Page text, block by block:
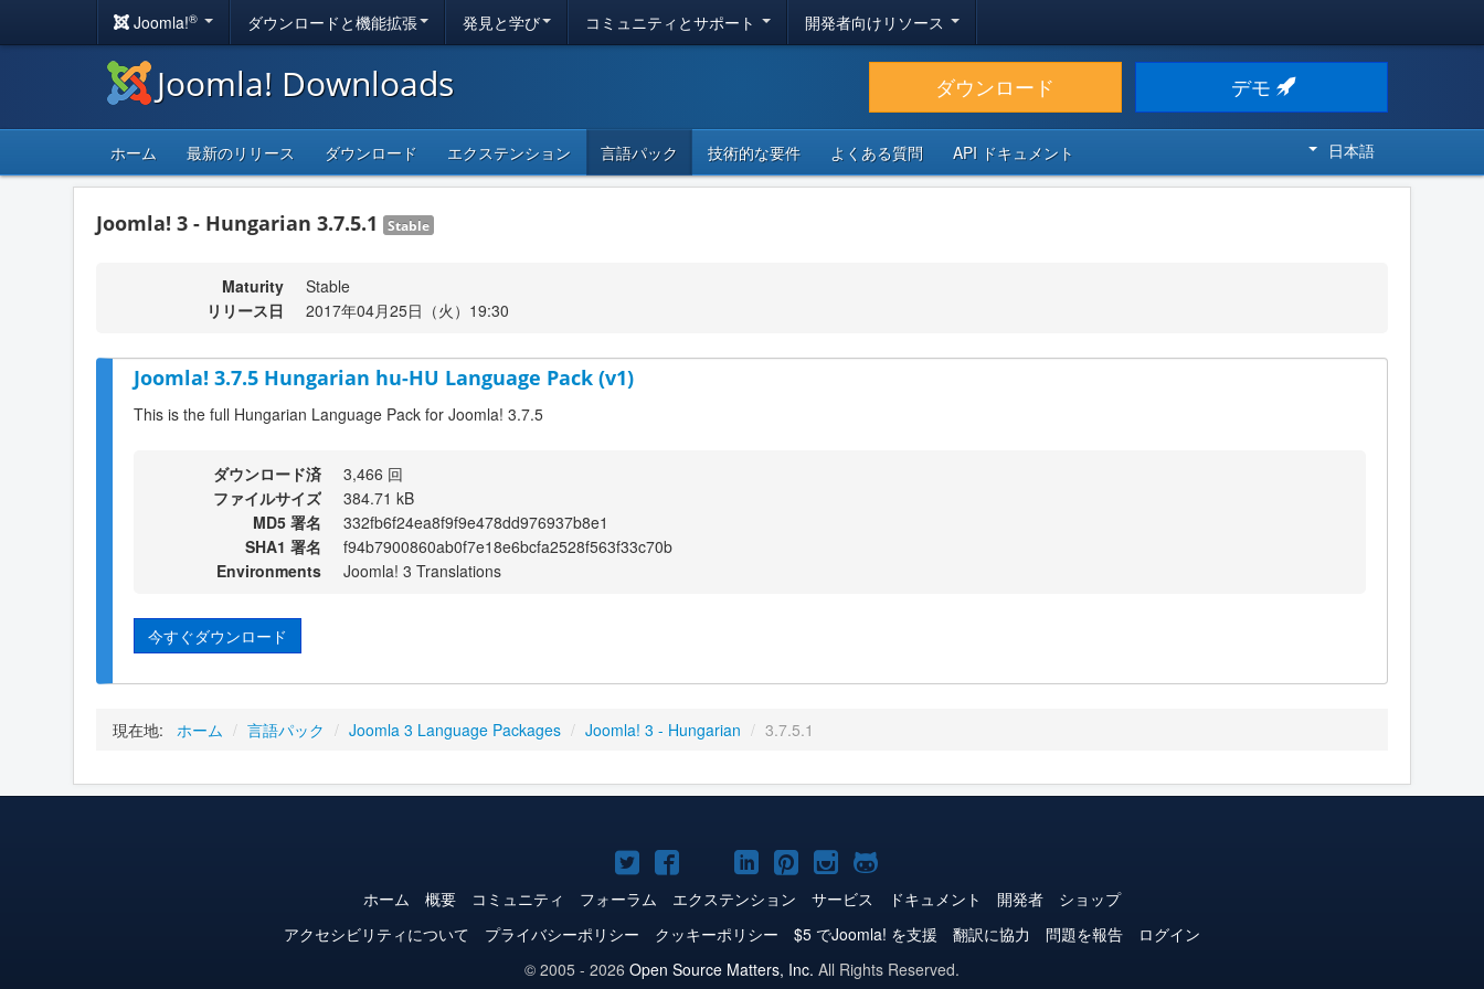
Joomla!® ダウンロードと機能拡張 発見と学び コミュニティとサポート 開発者向けリソース
Joomla! Downloads ダウンロード デモ
ホーム 最新のリリース ダウンロード エクステンション 言語パック 技術的な要件 よくある質問 API ドキュメント 日本語
Joomla! 3 - Hungarian 3.7.5.1 Stable
Maturity
Stable
リリース日
2017年04月25日（火）19:30
Joomla! 3.7.5 Hungarian hu-HU Language Pack (v1)
This is the full Hungarian Language Pack for Joomla! 3.7.5
ダウンロード済
3,466 回
ファイルサイズ
384.71 kB
MD5 署名
332fb6f24ea8f9f9e478dd976937b8e1
SHA1 署名
f94b7900860ab0f7e18e6bcfa2528f563f33c70b
Environments
Joomla! 3 Translations
今すぐダウンロード
現在地: ホーム / 言語パック / Joomla 3 Language Packages / Joomla! 3 - Hungarian / 3.7.5.1
Joomla!
Twitter
Joomla!
Facebook
Joomla!
YouTube
Joomla!
LinkedIn
Joomla!
Pinterest
Joomla!
Instagram
Joomla!
GitHub
ホーム 概要 コミュニティ フォーラム エクステンション サービス ドキュメント 開発者
ショップ
アクセシビリティについて
プライバシーポリシー クッキーポリシー $5 でJoomla! を支援 翻訳に協力 問題を報告
ログイン
© 2005 - 2026 Open Source Matters, Inc. All Rights Reserved.